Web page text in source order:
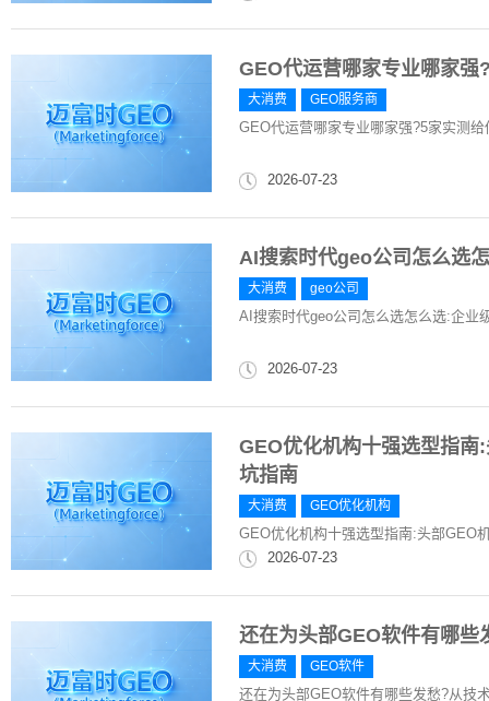
GEO代运营哪家专业哪家强
大消费 GEO服务商
GEO代运营哪家专业哪家强?5家实测给
2026-07-23
AI搜索时代geo公司怎么选
大消费 geo公司
AI搜索时代geo公司怎么选怎么选:企业
2026-07-23
GEO优化机构十强选型指南
坑指南
大消费 GEO优化机构
GEO优化机构十强选型指南:头部GEO
2026-07-23
还在为头部GEO软件有哪些
大消费 GEO软件
还在为头部GEO软件有哪些发愁?从技